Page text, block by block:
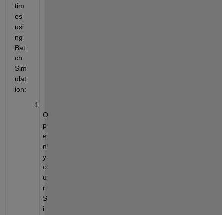
tim
es
usi
ng
Bat
ch
Sim
ulat
ion:
O
p
e
n
y
o
u
r
S
i